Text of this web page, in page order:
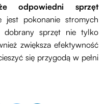
odpowiedni sprzęt
jest pokonanie stromych
dobrany sprzęt nie tylko
zwiększa efektywność
się przygodą w pełni